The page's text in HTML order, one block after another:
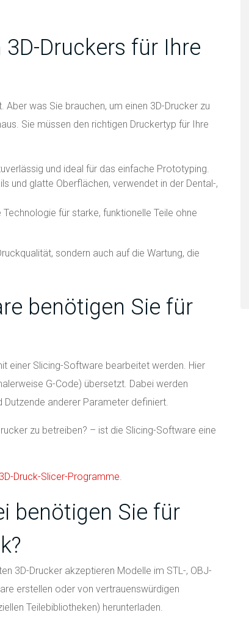
Druckers für Ihre
was Sie brauchen, um einen 3D-Drucker zu
Sie müssen den richtigen Druckertyp für Ihre
und ideal für das einfache Prototyping.
und glatte Oberflächen, verwendet in der Dental-,
für starke, funktionelle Teile ohne
sondern auch auf die Wartung, die
benötigen Sie für
einer Slicing-Software bearbeitet werden. Hier
G-Code) übersetzt. Dabei werden
Dutzende anderer Parameter definiert.
zu betreiben? – ist die Slicing-Software eine
Druck-Slicer-Programme.
benötigen Sie für
3D-Drucker akzeptieren Modelle im STL-, OBJ-
erstellen oder von vertrauenswürdigen
Teilebibliotheken) herunterladen.